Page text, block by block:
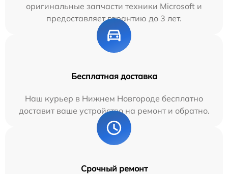
оригинальные запчасти техники Microsoft и
предоставляет гарантию до 3 лет.
Бесплатная доставка
Наш курьер в Нижнем Новгороде бесплатно
доставит ваше устройство на ремонт и обратно.
Срочный ремонт